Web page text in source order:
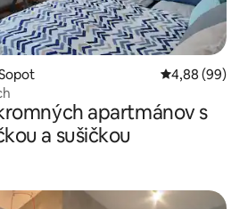
Priemerné
4,88 (99)
apartmánov s
a sušičkou